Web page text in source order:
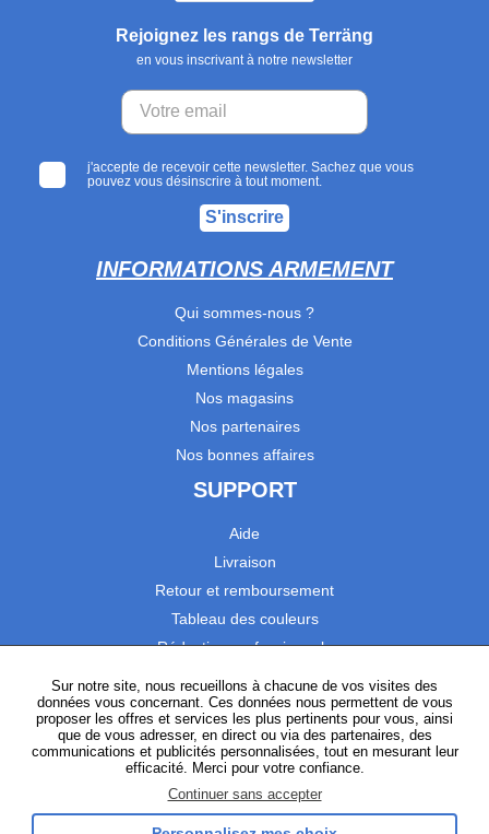
Rejoignez les rangs de Terräng
en vous inscrivant à notre newsletter
j'accepte de recevoir cette newsletter. Sachez que vous
pouvez vous désinscrire à tout moment.
S'inscrire
INFORMATIONS ARMEMENT
Qui sommes-nous ?
Conditions Générales de Vente
Mentions légales
Nos magasins
Nos partenaires
Nos bonnes affaires
SUPPORT
Aide
Livraison
Retour et remboursement
Tableau des couleurs
Réduction professionnels
Satisfaction Clients
SUIVEZ-NOUS
Sur notre site, nous recueillons à chacune de vos visites des
données vous concernant. Ces données nous permettent de vous
proposer les offres et services les plus pertinents pour vous, ainsi
que de vous adresser, en direct ou via des partenaires, des
communications et publicités personnalisées, tout en mesurant leur
efficacité. Merci pour votre confiance.
Continuer sans accepter